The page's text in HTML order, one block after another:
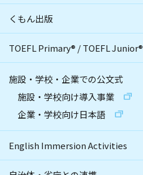
くもん出版
TOEFL Primary® /TOEFL Junior®
施設・学校・企業での公文式
施設・学校向け導入事業
企業・学校向け日本語
English Immersion Activities